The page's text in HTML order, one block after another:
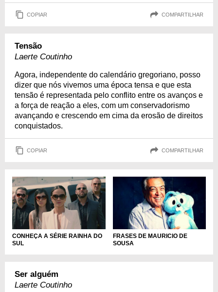
COPIAR COMPARTILHAR
Tensão
Laerte Coutinho
Agora, independente do calendário gregoriano, posso
dizer que nós vivemos uma época tensa e que esta
tensão é representada pelo conflito entre os avanços e
a força de reação a eles, com um conservadorismo
avançando e crescendo em cima da erosão de direitos
conquistados.
COPIAR COMPARTILHAR
CONHEÇA A SÉRIE RAINHA DO
SUL
FRASES DE MAURICIO DE
SOUSA
Ser alguém
Laerte Coutinho